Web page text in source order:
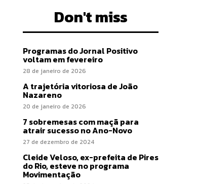
Don't miss
Programas do Jornal Positivo
voltam em fevereiro
28 de janeiro de 2026
A trajetória vitoriosa de João
Nazareno
20 de janeiro de 2026
7 sobremesas com maçã para
atrair sucesso no Ano-Novo
27 de dezembro de 2024
Cleide Veloso, ex-prefeita de Pires
do Rio, esteve no programa
Movimentação